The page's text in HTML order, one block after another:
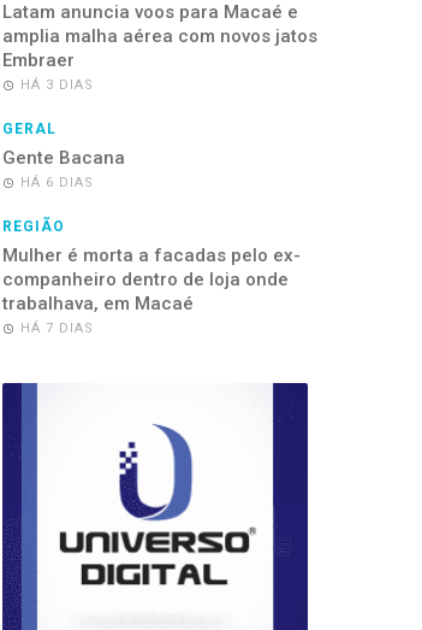
Latam anuncia voos para Macaé e
amplia malha aérea com novos jatos
Embraer
HÁ 3 DIAS
GERAL
Gente Bacana
HÁ 6 DIAS
REGIÃO
Mulher é morta a facadas pelo ex-
companheiro dentro de loja onde
trabalhava, em Macaé
HÁ 7 DIAS